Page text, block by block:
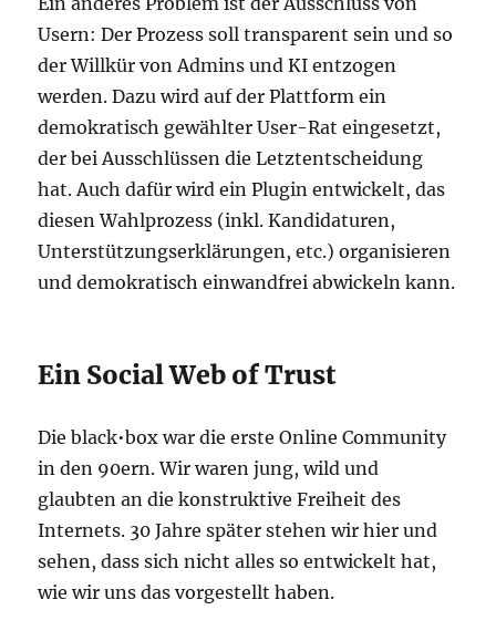
Usern: Der Prozess soll transparent sein und so
der Willkür von Admins und KI entzogen
werden. Dazu wird auf der Plattform ein
demokratisch gewählter User-Rat eingesetzt,
der bei Ausschlüssen die Letztentscheidung
hat. Auch dafür wird ein Plugin entwickelt, das
diesen Wahlprozess (inkl. Kandidaturen,
Unterstützungserklärungen, etc.) organisieren
und demokratisch einwandfrei abwickeln kann.
Ein Social Web of Trust
Die black•box war die erste Online Community
in den 90ern. Wir waren jung, wild und
glaubten an die konstruktive Freiheit des
Internets. 30 Jahre später stehen wir hier und
sehen, dass sich nicht alles so entwickelt hat,
wie wir uns das vorgestellt haben.